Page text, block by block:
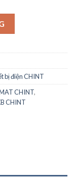
Hãng CHINT số
bị điện CHINT
CHINT,
CHINT